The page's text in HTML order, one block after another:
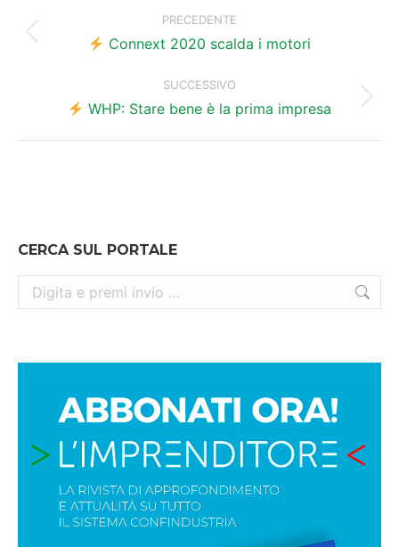
tra
PRECEDENTE
Post
Connext 2020 scalda i motori
SUCCESSIVO
Prossimo
WHP: Stare bene è la prima impresa
CERCA SUL PORTALE
Cerca: